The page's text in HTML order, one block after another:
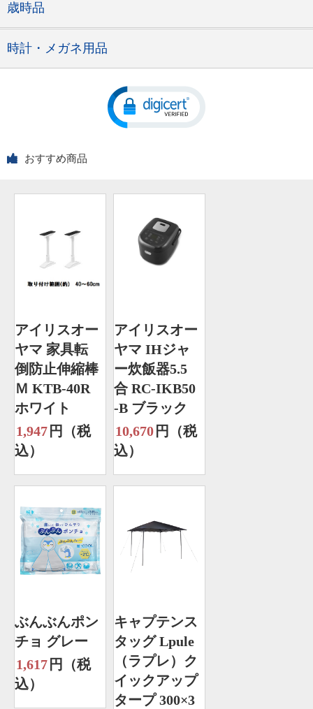
歳時品
時計・メガネ用品
おすすめ商品
アイリスオー
ヤマ 家具転
倒防止伸縮棒
Ｍ KTB-40R
ホワイト
1,947 円（税
込）
アイリスオー
ヤマ IHジャ
ー炊飯器5.5
合 RC-IKB50
-B ブラック
10,670 円（税
込）
ぶんぶんポン
チョ グレー
1,617 円（税
込）
キャプテンス
タッグ Lpule
（ラプレ）ク
イックアップ
タープ 300×3